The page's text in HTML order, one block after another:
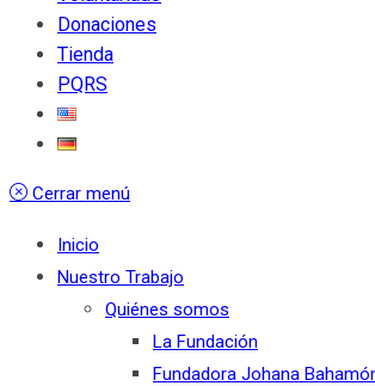
Donaciones
Tienda
PQRS
Cerrar menú
Inicio
Nuestro Trabajo
Quiénes somos
La Fundación
Fundadora Johana